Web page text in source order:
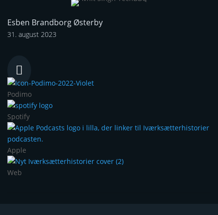
Esben Brandborg Østerby
31. august 2023

Podimo
Spotify
Apple
Web